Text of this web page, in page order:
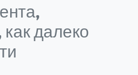
далеко